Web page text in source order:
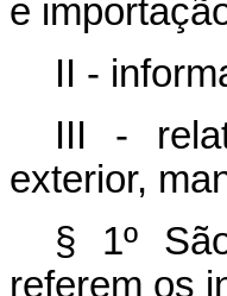
e
II -
III -
exterior,
§ 1º
referem os